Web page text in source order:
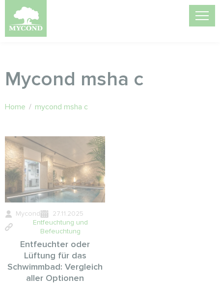
Mycond msha c
Home / mycond msha c
Mycond
27.11.2025
Entfeuchtung und
Befeuchtung
Entfeuchter oder
Lüftung für das
Schwimmbad: Vergleich
aller Optionen